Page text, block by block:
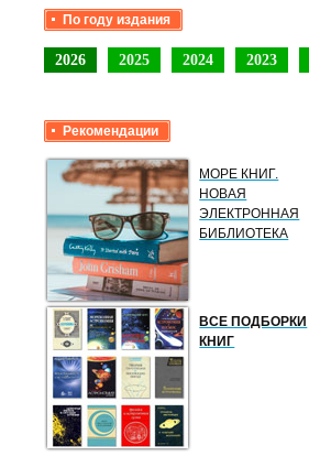
По году издания
2026 2025 2024 2023
Рекомендации
МОРЕ КНИГ.
НОВАЯ
ЭЛЕКТРОННАЯ
БИБЛИОТЕКА
ВСЕ ПОДБОРКИ
КНИГ